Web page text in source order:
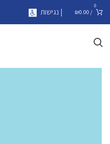
0
/
₪0.00 | נגישות